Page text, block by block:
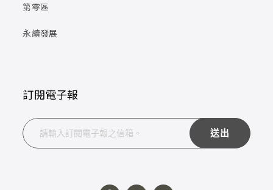
第零區
永續發展
訂閱電子報
送出